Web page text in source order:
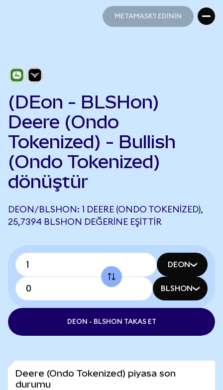
METAMASK'I EDİNİN
(DEon - BLSHon)
Deere (Ondo
Tokenized) - Bullish
(Ondo Tokenized)
dönüştür
DEON/BLSHON: 1 DEERE (ONDO TOKENIZED),
25,7394 BLSHON DEĞERINE EŞITTIR
DEON
BLSHON
DEON - BLSHON TAKAS ET
Deere (Ondo Tokenized) piyasa son
durumu